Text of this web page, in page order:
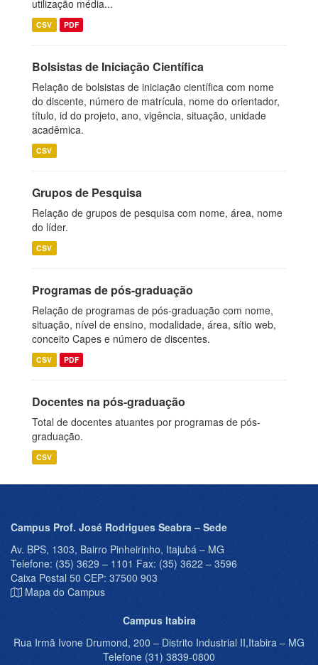
utilização média...
CSV PDF
Bolsistas de Iniciação Científica
Relação de bolsistas de iniciação científica com nome
do discente, número de matrícula, nome do orientador,
título, id do projeto, ano, vigência, situação, unidade
acadêmica.
CSV
Grupos de Pesquisa
Relação de grupos de pesquisa com nome, área, nome
do líder.
CSV
Programas de pós-graduação
Relação de programas de pós-graduação com nome,
situação, nível de ensino, modalidade, área, sítio web,
conceito Capes e número de discentes.
CSV PDF
Docentes na pós-graduação
Total de docentes atuantes por programas de pós-
graduação.
CSV
Campus Prof. José Rodrigues Seabra – Sede
Av. BPS, 1303, Bairro Pinheirinho, Itajubá – MG
Telefone: (35) 3629 – 1101 Fax: (35) 3622 – 3596
Caixa Postal 50 CEP: 37500 903
Mapa do Campus
Campus Itabira
Rua Irmã Ivone Drumond, 200 – Distrito Industrial II,Itabira – MG
Telefone (31) 3839-0800